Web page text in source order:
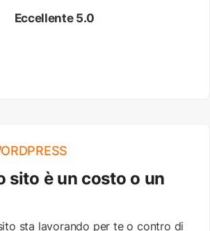
Eccellente 5.0
sito è un costo o un
sta lavorando per te o contro di